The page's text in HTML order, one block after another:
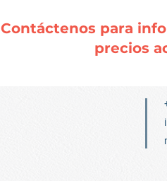
Contáctenos para
precios